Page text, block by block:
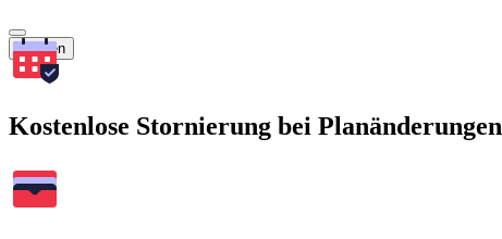
Suchen
Kostenlose Stornierung bei Planänderungen